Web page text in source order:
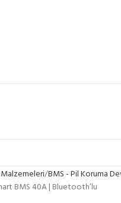
BMS - Pil Koruma
BMS 40A | Bluetooth’lu